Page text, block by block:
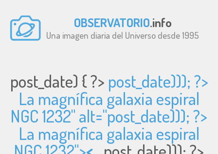
OBSERVATORIO.info
Una imagen diaria del Universo desde 1995
post_date) { ?> post_date))); ?>
La magnífica galaxia espiral
NGC 1232" alt="post_date))); ?>
La magnífica galaxia espiral